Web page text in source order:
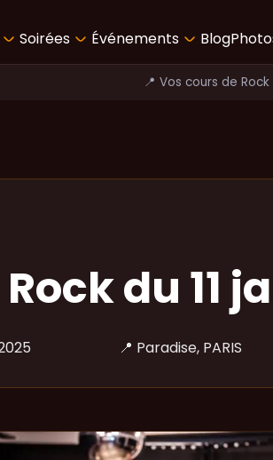
Soirées Événements Blog
📍 Vos cours de
du 11
📍 Paradise, PARIS